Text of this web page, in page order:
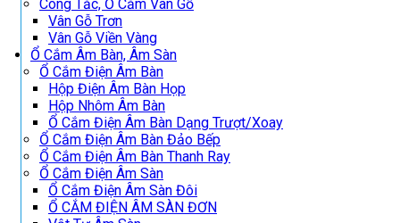
Công Tắc, Ổ Cắm Vân Gỗ
Vân Gỗ Trơn
Vân Gỗ Viền Vàng
Ổ Cắm Âm Bàn, Âm Sàn
Ổ Cắm Điện Âm Bàn
Hộp Điện Âm Bàn Họp
Hộp Nhôm Âm Bàn
Ổ Cắm Điện Âm Bàn Dạng Trượt/Xoay
Ổ Cắm Điện Âm Bàn Đảo Bếp
Ổ Cắm Điện Âm Bàn Thanh Ray
Ổ Cắm Điện Âm Sàn
Ổ Cắm Điện Âm Sàn Đôi
Ổ CẮM ĐIỆN ÂM SÀN ĐƠN